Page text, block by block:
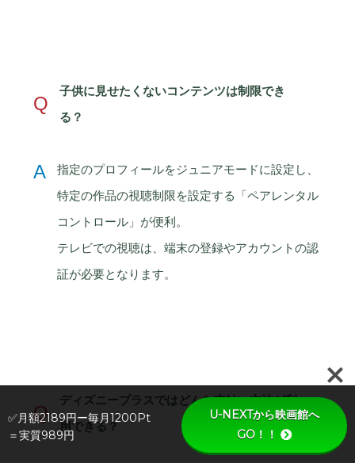
Q
子供に見せたくないコンテンツは制限でき
る？
A
指定のプロフィールをジュニアモードに設定し、
特定の作品の視聴制限を設定する「ペアレンタル
コントロール」が便利。
テレビでの視聴は、端末の登録やアカウントの認
証が必要となります。
Q
ディズニープラスではどんな支払い方法が利
用できる？
✅月額2189円ー毎月1200Pt
＝実質989円
U-NEXTから映画館へ
GO！！